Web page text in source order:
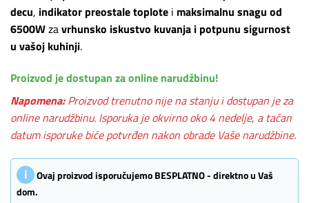
decu, indikator preostale toplote i maksimalnu snagu od
6500Wzavrhunsko iskustvo kuvanja i potpunu sigurnost
u vašoj kuhinji.
Proizvod je dostupan za online narudžbinu!
Napomena: Proizvod trenutno nije na stanju i dostupan je za
online narudžbinu. Isporuka je okvirno oko 4 nedelje, a tačan
datum isporuke biće potvrđen nakon obrade Vaše narudžbine.
ℹ
Ovaj proizvod isporučujemo BESPLATNO - direktno u Vaš
dom.